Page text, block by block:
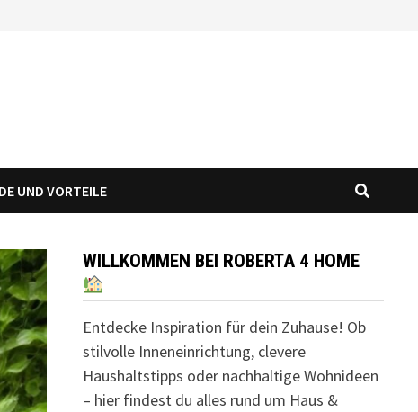
UND VORTEILE
WILLKOMMEN BEI ROBERTA 4 HOME
Entdecke Inspiration für dein Zuhause! Ob
stilvolle Inneneinrichtung, clevere
Haushaltstipps oder nachhaltige Wohnideen
– hier findest du alles rund um Haus &